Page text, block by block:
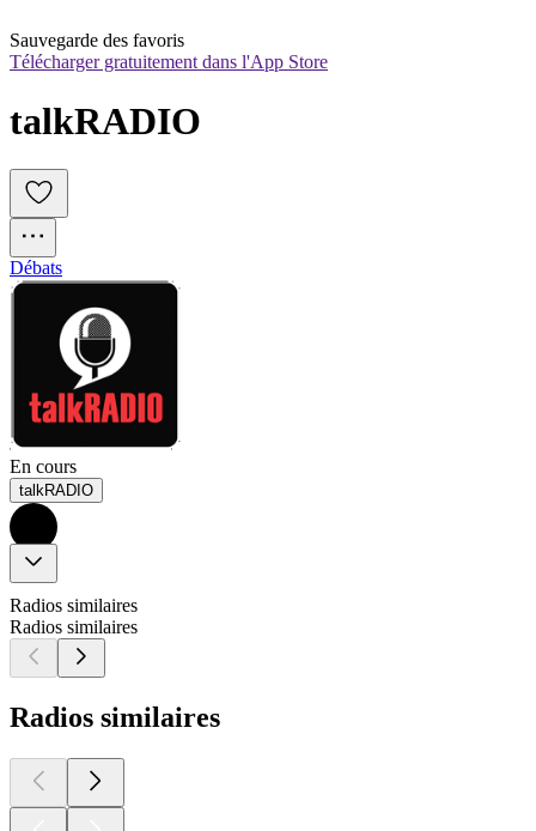
Sauvegarde des favoris
Télécharger gratuitement dans l'App Store
talkRADIO
Débats
En cours
talkRADIO
Radios similaires
Radios similaires
Radios similaires